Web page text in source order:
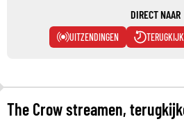
DIRECT NAAR
UITZENDINGEN
The Crow streamen,